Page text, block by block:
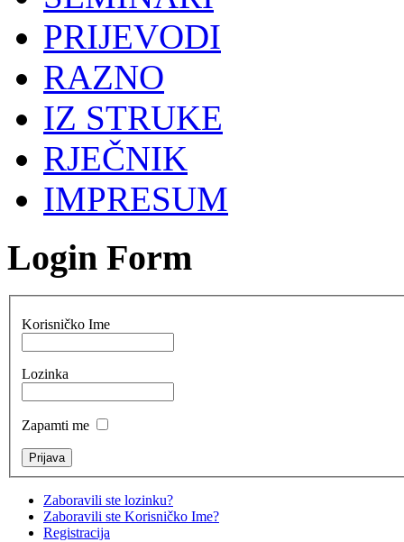
PRIJEVODI
RAZNO
IZ STRUKE
RJEČNIK
IMPRESUM
Login Form
Korisničko Ime
Lozinka
Zapamti me
Zaboravili ste lozinku?
Zaboravili ste Korisničko Ime?
Registracija